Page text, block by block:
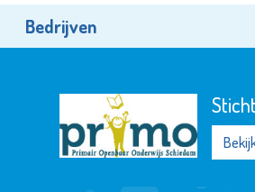
Bedrijven
Bekijk de